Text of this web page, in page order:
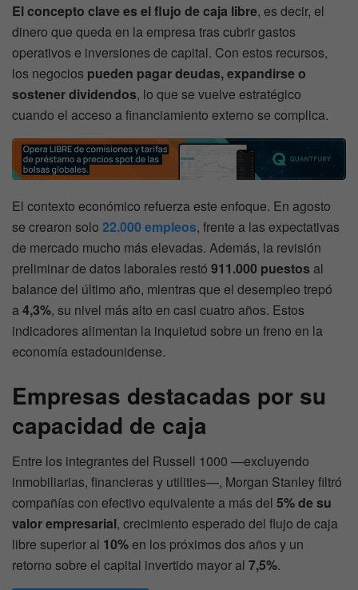
El concepto clave es el flujo de caja libre, es decir, el
dinero que queda en la empresa tras cubrir gastos
operativos e inversiones de capital. Con estos recursos,
los negocios pueden pagar deudas, expandirse o
sostener dividendos, lo que se vuelve estratégico
cuando el acceso a financiamiento externo se complica.
El contexto económico refuerza este enfoque. En agosto
se crearon solo 22.000 empleos, frente a las expectativas
de mercado mucho más elevadas. Además, la revisión
preliminar de datos laborales restó 911.000 puestos al
balance del último año, mientras que el desempleo trepó
a 4,3%, su nivel más alto en casi cuatro años. Estos
indicadores alimentan la inquietud sobre un freno en la
economía estadounidense.
Empresas destacadas por su
capacidad de caja
Entre los integrantes del Russell 1000 —excluyendo
inmobiliarias, financieras y utilities—, Morgan Stanley filtró
compañías con efectivo equivalente a más del 5% de su
valor empresarial, crecimiento esperado del flujo de caja
libre superior al 10%en los próximos dos años y un
retorno sobre el capital invertido mayor al 7,5%.